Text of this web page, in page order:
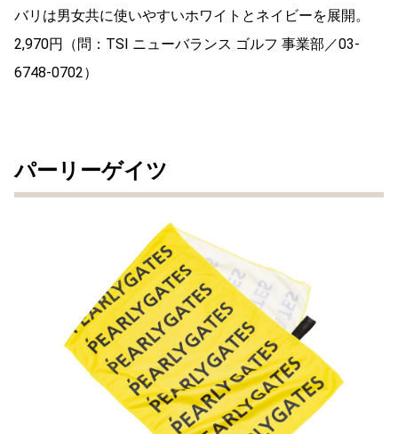
バリは男女共に使いやすいホワイトとネイビーを展開。
2,970円（問：TSI ニューバランス ゴルフ 事業部／03-
6748-0702）
パーリーゲイツ